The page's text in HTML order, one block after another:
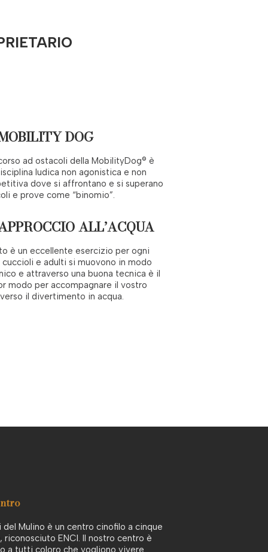
DOG
ad ostacoli della MobilityDog® è
ludica non agonistica e non
dove si affrontano e si superano
e prove come “binomio”.
ALL’ACQUA
è un eccellente esercizio per ogni
cuccioli e adulti si muovono in modo
e attraverso una buona tecnica è il
modo per accompagnare il vostro
il divertimento in acqua.
del Mulino è un centro cinofilo a cinque
riconosciuto ENCI. Il nostro centro è
a tutti coloro che vogliono vivere